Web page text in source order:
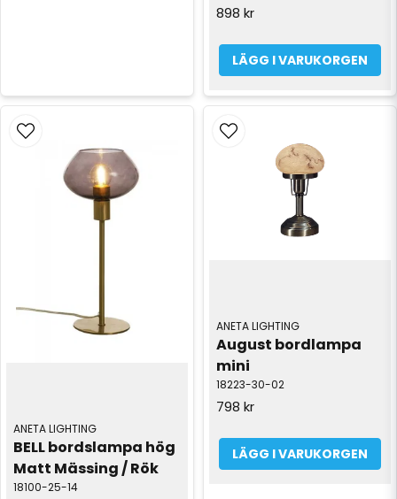
898 kr
LÄGG I VARUKORGEN
ANETA LIGHTING
BELL bordslampa hög
Matt Mässing / Rök
18100-25-14
ANETA LIGHTING
August bordlampa
mini
18223-30-02
798 kr
LÄGG I VARUKORGEN